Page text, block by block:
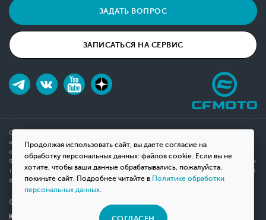
Продолжая использовать сайт, вы даете согласие на
обработку персональных данных: файлов cookie. Если вы не
хотите, чтобы ваши данные обрабатывались, пожалуйста,
покиньте сайт. Подробнее читайте в Политике обработки
персональных данных.
ЗАДАТЬ ВОПРОС
ЗАПИСАТЬСЯ НА СЕРВИС
Обращаем ваше внимание на то, что данный интернет-сайт носит исключительно
информационный характер и ни при каких условиях не является публичной офертой,
определяемой положениями Статьи 437(2) Гражданского кодекса Российской
Федерации. Для получения подробной информации о наличии и стоимости указанных
товаров, пожалуйста, обращайтесь к менеджерам компании с помощью специальной
формы связи на сайте или по телефону.
© 2026 Мотосалон «ВНЕ ДОРОГ»
Юридическая информация